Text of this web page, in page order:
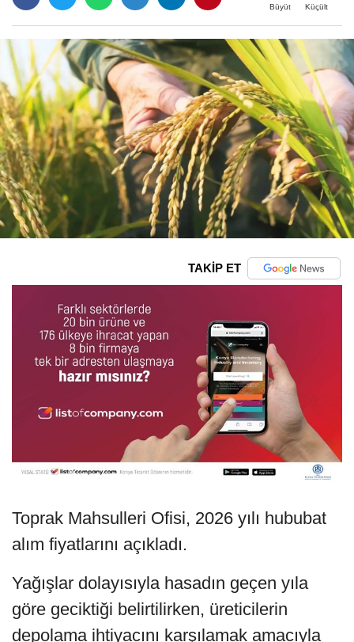
Büyüt Küçült
TAKİP ET
Toprak Mahsulleri Ofisi, 2026 yılı hububat
alım fiyatlarını açıkladı.
Yağışlar dolayısıyla hasadın geçen yıla
göre geciktiği belirtilirken, üreticilerin
depolama ihtiyacını karşılamak amacıyla